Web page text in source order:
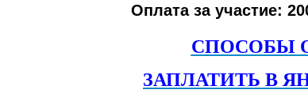
Оплата за участие:
СПОСОБЫ
ЗАПЛАТИТЬ В